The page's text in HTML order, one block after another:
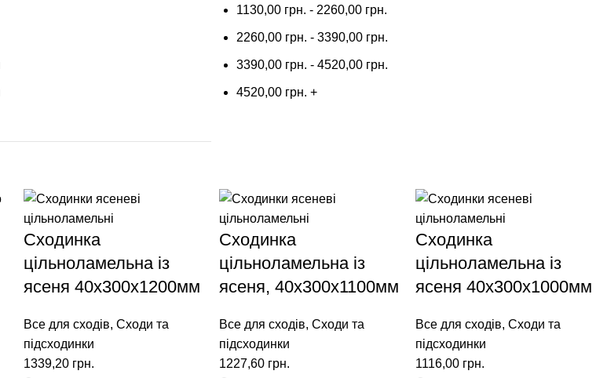
1130,00 грн. - 2260,00 грн.
2260,00 грн. - 3390,00 грн.
3390,00 грн. - 4520,00 грн.
4520,00 грн. +
Сходинка
цільноламельна із
ясеня 40x300x1200мм
Все для сходів, Сходи та
підсходинки
1339,20 грн.
Сходинка
цільноламельна із
ясеня, 40x300x1100мм
Все для сходів, Сходи та
підсходинки
1227,60 грн.
Сходинка
цільноламельна із
ясеня 40x300x1000мм
Все для сходів, Сходи та
підсходинки
1116,00 грн.